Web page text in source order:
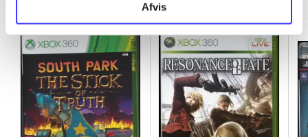
Afvis